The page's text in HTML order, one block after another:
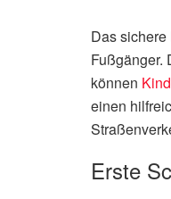
Das
Fußgänger.
können
einen
Erste